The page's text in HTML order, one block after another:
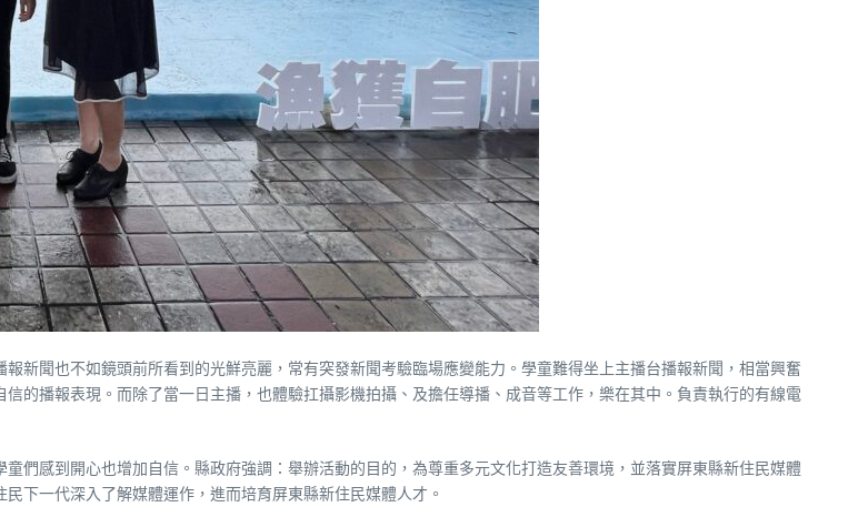
新聞也不如鏡頭前所看到的光鮮亮麗，常有突發新聞考驗臨場應變能力。學童難得坐上主播台播報新聞，相當興奮
的播報表現。而除了當一日主播，也體驗扛攝影機拍攝、及擔任導播、成音等工作，樂在其中。負責執行的有線電
們感到開心也增加自信。縣政府強調：舉辦活動的目的，為尊重多元文化打造友善環境，並落實屏東縣新住民媒體
下一代深入了解媒體運作，進而培育屏東縣新住民媒體人才。